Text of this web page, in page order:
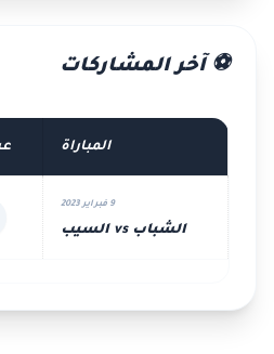
⚽ آخر المشاركات
المباراة
9 فبراير 2023
الشباب vs السيب